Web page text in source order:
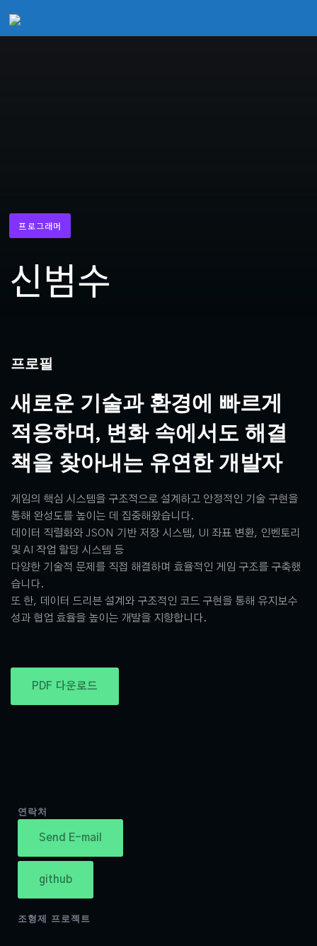
프로그래머
신범수
프로필
새로운 기술과 환경에 빠르게
적응하며, 변화 속에서도 해결
책을 찾아내는 유연한 개발자
게임의 핵심 시스템을 구조적으로 설계하고 안정적인 기술 구현을
통해 완성도를 높이는 데 집중해왔습니다.
데이터 직렬화와 JSON 기반 저장 시스템, UI 좌표 변환, 인벤토리
및 AI 작업 할당 시스템 등
다양한 기술적 문제를 직접 해결하며 효율적인 게임 구조를 구축했
습니다.
또 한, 데이터 드리븐 설계와 구조적인 코드 구현을 통해 유지보수
성과 협업 효율을 높이는 개발을 지향합니다.
PDF 다운로드
연락처
Send E-mail
github
조형제 프로젝트